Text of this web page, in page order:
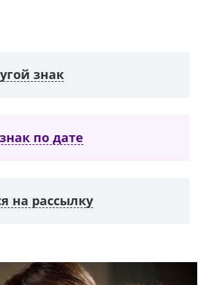
знак
по дате
на рассылку